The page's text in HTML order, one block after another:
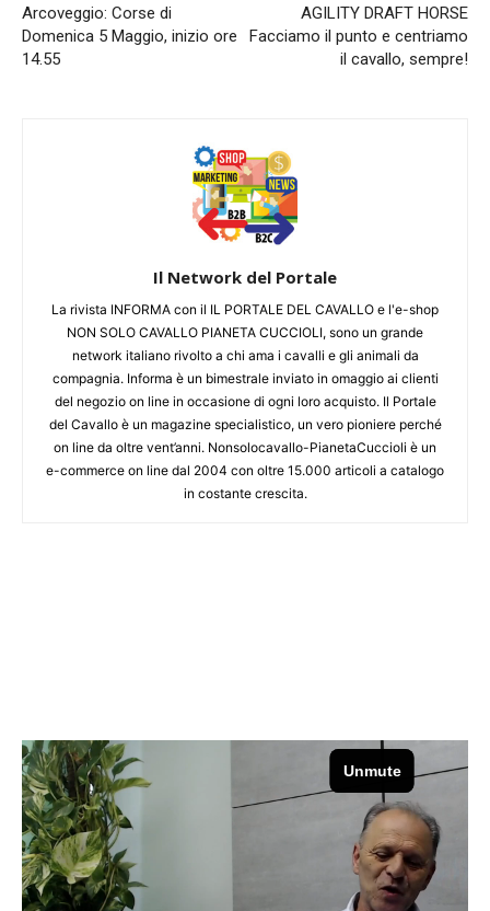
Arcoveggio: Corse di
Domenica 5 Maggio, inizio ore
14.55
AGILITY DRAFT HORSE
Facciamo il punto e centriamo
il cavallo, sempre!
Il Network del Portale
La rivista INFORMA con il IL PORTALE DEL CAVALLO e l'e-shop
NON SOLO CAVALLO PIANETA CUCCIOLI, sono un grande
network italiano rivolto a chi ama i cavalli e gli animali da
compagnia. Informa è un bimestrale inviato in omaggio ai clienti
del negozio on line in occasione di ogni loro acquisto. Il Portale
del Cavallo è un magazine specialistico, un vero pioniere perché
on line da oltre vent’anni. Nonsolocavallo-PianetaCuccioli è un
e-commerce on line dal 2004 con oltre 15.000 articoli a catalogo
in costante crescita.